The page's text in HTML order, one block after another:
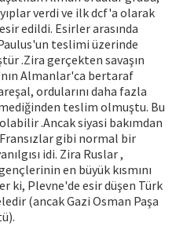
verdi ve ilk dcf'a olarak
edildi. Esirler arasında
teslimi üzerinde
.Zira gerçekten savaşın
Almanlar'ca bertaraf
ordularını daha fazla
teslim olmuştu. Bu
.Ancak siyasi bakımdan
gibi normal bir
idi. Zira Ruslar ,
en büyük kısmını
ki, Plevne'de esir düşen Türk
(ancak Gazi Osman Paşa